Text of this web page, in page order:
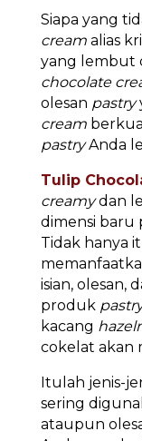
Siapa yang
cream alias
yang lembut
chocolate
olesan pastry
cream
pastryAnda
Tulip
creamydan
dimensi baru
Tidak hanya
isian, olesan,
produk
kacang
cokelat akan
Itulah jenis-
sering
ataupun